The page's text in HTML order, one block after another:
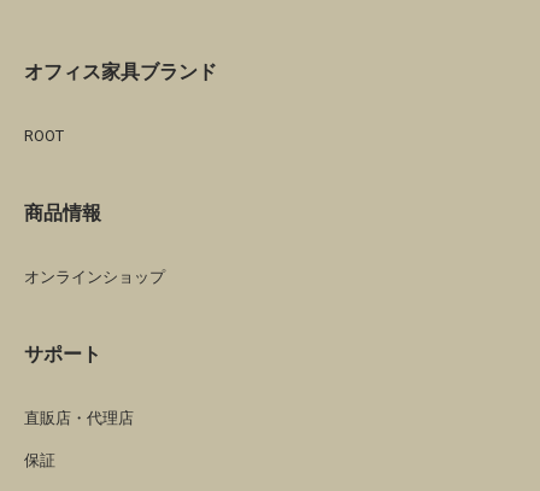
オフィス家具ブランド
ROOT
商品情報
オンラインショップ
サポート
直販店・代理店
保証